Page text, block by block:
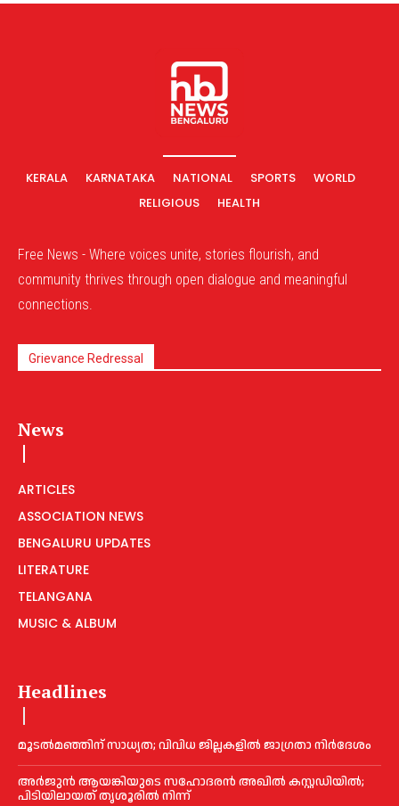
KERALA KARNATAKA NATIONAL SPORTS
WORLD
RELIGIOUS
HEALTH
Free News - Where voices unite, stories flourish, and
community thrives through open dialogue and meaningful
connections.
Grievance Redressal
News
ARTICLES
ASSOCIATION NEWS
BENGALURU UPDATES
LITERATURE
TELANGANA
MUSIC & ALBUM
Headlines
മൂടൽമഞ്ഞിന് സാധ്യത; വിവിധ ജില്ലകളിൽ ജാഗ്രതാ നിർദേശം
അര്‍ജുന്‍ ആയങ്കിയുടെ സഹോദരന്‍ അഖില്‍ കസ്റ്റഡിയില്‍;
പിടിയിലായത് തൃശൂരില്‍ നിന്ന്